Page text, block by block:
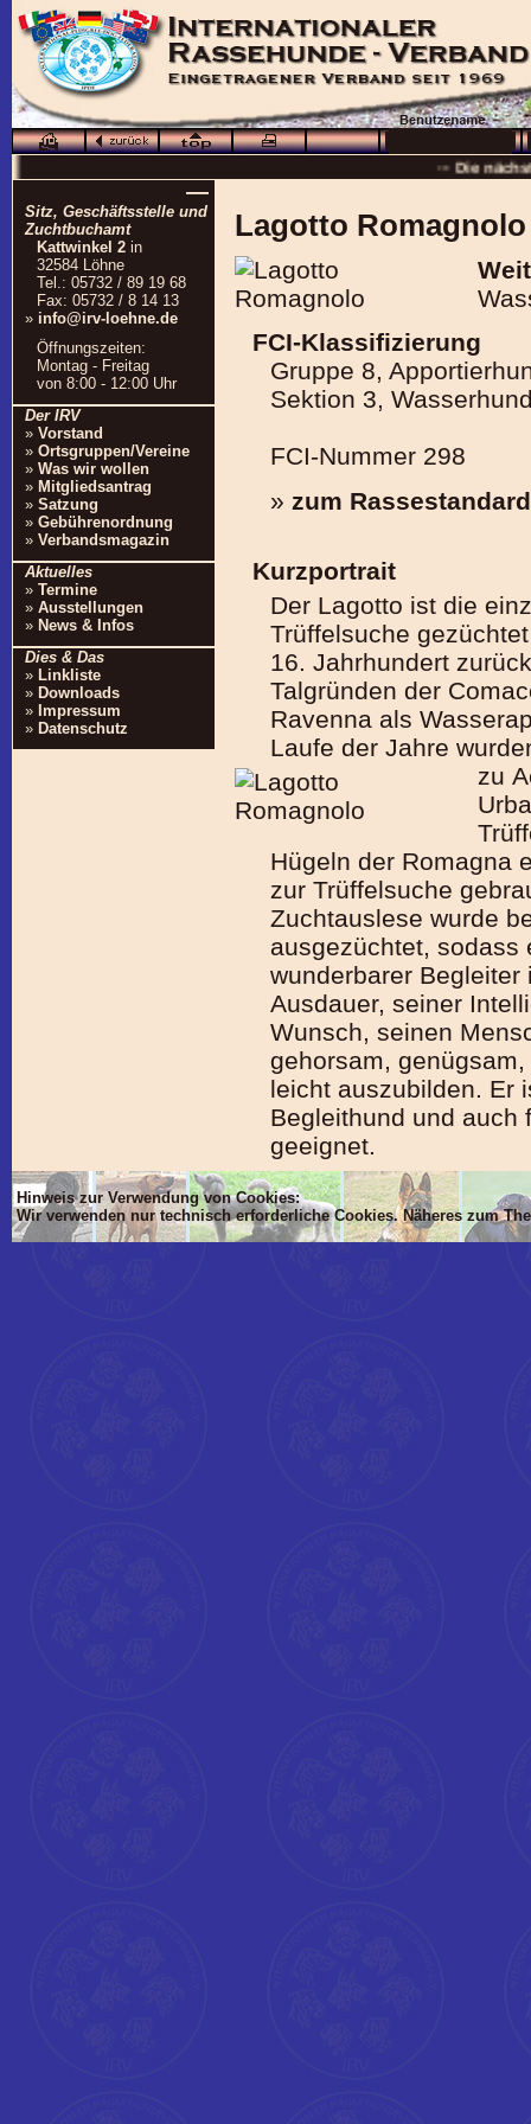
—
Sitz, Geschäftsstelle und
Zuchtbuchamt
Kattwinkel 2 in
32584 Löhne
Tel.: 05732 / 89 19 68
Fax: 05732 / 8 14 13
» info@irv-loehne.de
Öffnungszeiten:
Montag - Freitag
von 8:00 - 12:00 Uhr
Der IRV
» Vorstand
» Ortsgruppen/Vereine
» Was wir wollen
» Mitgliedsantrag
» Satzung
» Gebührenordnung
» Verbandsmagazin
Aktuelles
» Termine
» Ausstellungen
» News & Infos
Dies & Das
» Linkliste
» Downloads
» Impressum
» Datenschutz
Lagotto Romagnolo
FCI-Klassifizierung
Gruppe 8,
Sektion 3,
FCI-Nummer 298
» zum Rassestandard
Kurzportrait
Der Lagotto ist die
Trüffelsuche
16. Jahrhundert
Talgründen der
Ravenna als
Laufe der Jahre
zu
Hügeln der Romagna
zur Trüffelsuche
Zuchtauslese wurde
ausgezüchtet, sodass
wunderbarer
Ausdauer, seiner
Wunsch, seinen
gehorsam,
leicht auszubilden. Er
Begleithund und auch
geeignet.
Hinweis zur Verwendung von Cookies:
Wir verwenden nur technisch erforderliche Cookies. Näheres zum
···
··· Die
···
··· Besuchen Sie
'Dim mlTIT, mlBOD, mlVON, mlsTIT, mlAN, mlsBOD